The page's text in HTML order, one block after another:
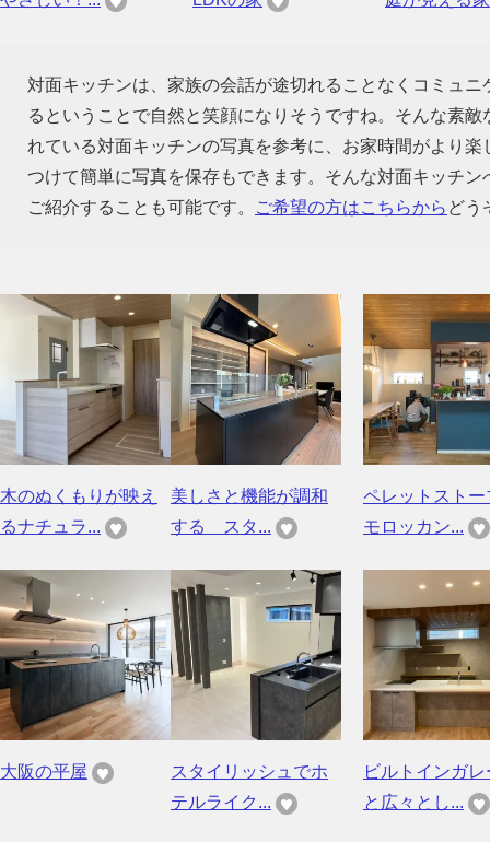
対面キッチンは、家族の会話が途切れることなくコミュ
るということで自然と笑顔になりそうですね。そんな素
れている対面キッチンの写真を参考に、お家時間がより
つけて簡単に写真を保存もできます。そんな対面キッチ
ご紹介することも可能です。
ご希望の方はこちらから どう
木のぬくもりが映え
るナチュラ...
美しさと機能が調和
する スタ...
ペレットストー
モロッカン...
大阪の平屋
スタイリッシュでホ
テルライク...
ビルトインガレ
と広々とし...